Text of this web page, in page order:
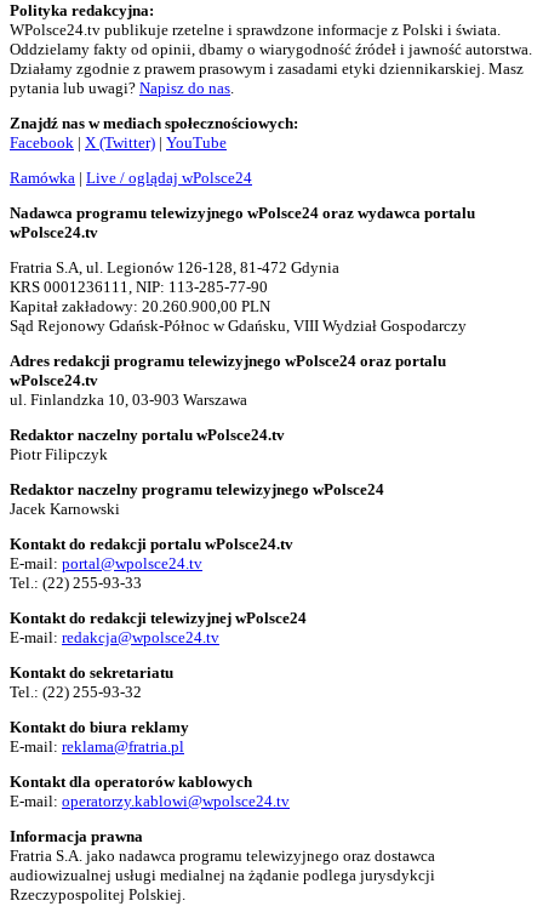
Polityka redakcyjna:
WPolsce24.tv publikuje rzetelne i sprawdzone informacje z Polski i świata.
Oddzielamy fakty od opinii, dbamy o wiarygodność źródeł i jawność autorstwa.
Działamy zgodnie z prawem prasowym i zasadami etyki dziennikarskiej. Masz
pytania lub uwagi? Napisz do nas.
Znajdź nas w mediach społecznościowych:
Facebook | X (Twitter) | YouTube
Ramówka | Live / oglądaj wPolsce24
Nadawca programu telewizyjnego wPolsce24 oraz wydawca portalu
wPolsce24.tv
Fratria S.A, ul. Legionów 126-128, 81-472 Gdynia
KRS 0001236111, NIP: 113-285-77-90
Kapitał zakładowy: 20.260.900,00 PLN
Sąd Rejonowy Gdańsk-Północ w Gdańsku, VIII Wydział Gospodarczy
Adres redakcji programu telewizyjnego wPolsce24 oraz portalu
wPolsce24.tv
ul. Finlandzka 10, 03-903 Warszawa
Redaktor naczelny portalu wPolsce24.tv
Piotr Filipczyk
Redaktor naczelny programu telewizyjnego wPolsce24
Jacek Karnowski
Kontakt do redakcji portalu wPolsce24.tv
E-mail: portal@wpolsce24.tv
Tel.: (22) 255-93-33
Kontakt do redakcji telewizyjnej wPolsce24
E-mail: redakcja@wpolsce24.tv
Kontakt do sekretariatu
Tel.: (22) 255-93-32
Kontakt do biura reklamy
E-mail: reklama@fratria.pl
Kontakt dla operatorów kablowych
E-mail: operatorzy.kablowi@wpolsce24.tv
Informacja prawna
Fratria S.A. jako nadawca programu telewizyjnego oraz dostawca
audiowizualnej usługi medialnej na żądanie podlega jurysdykcji
Rzeczypospolitej Polskiej.